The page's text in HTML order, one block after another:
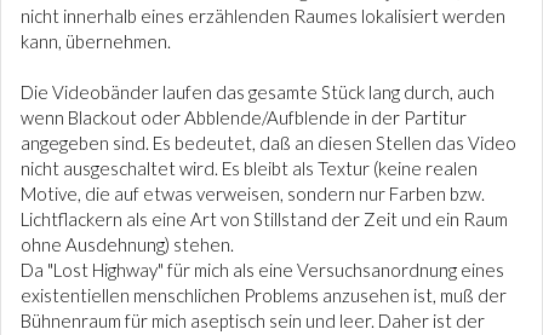
nicht innerhalb eines erzählenden Raumes lokalisiert werden
kann, übernehmen.
Die Videobänder laufen das gesamte Stück lang durch, auch
wenn Blackout oder Abblende/Aufblende in der Partitur
angegeben sind. Es bedeutet, daß an diesen Stellen das Video
nicht ausgeschaltet wird. Es bleibt als Textur (keine realen
Motive, die auf etwas verweisen, sondern nur Farben bzw.
Lichtflackern als eine Art von Stillstand der Zeit und ein Raum
ohne Ausdehnung) stehen.
Da "Lost Highway" für mich als eine Versuchsanordnung eines
existentiellen menschlichen Problems anzusehen ist, muß der
Bühnenraum für mich aseptisch sein und leer. Daher ist der